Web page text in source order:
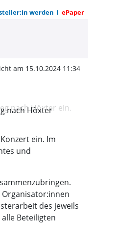
werden ePaper
näher
am 15.10.2024 11:34
nach Höxter
ein. Im
und
des jeweils
Beteiligten